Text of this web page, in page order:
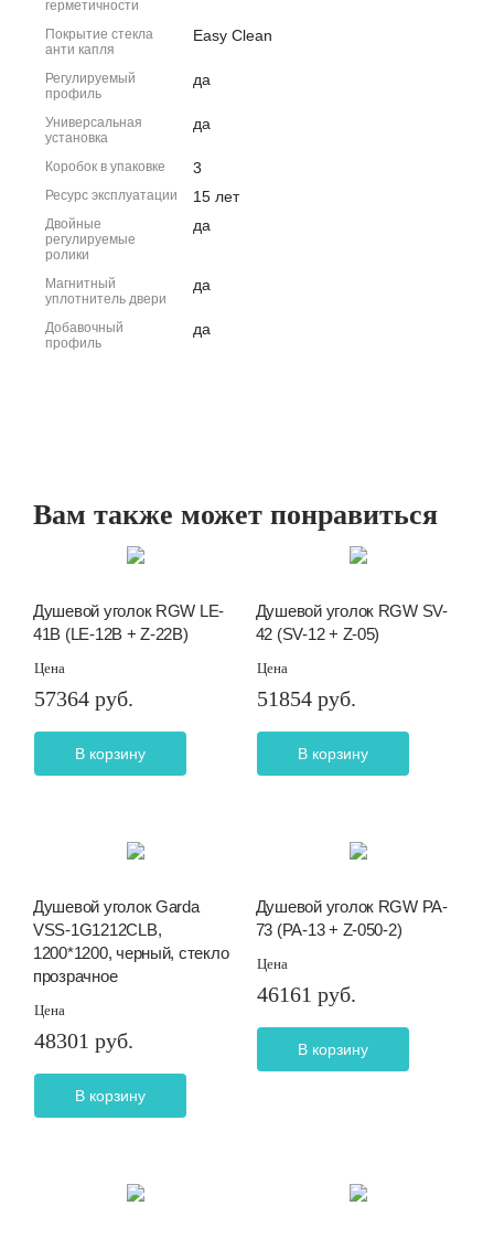
герметичности
Покрытие стекла
анти капля
Easy Clean
Регулируемый
профиль
да
Универсальная
установка
да
Коробок в упаковке 3
Ресурс эксплуатации 15 лет
Двойные
регулируемые
ролики
да
Магнитный
уплотнитель двери
да
Добавочный
профиль
да
Вам также может понравиться
Душевой уголок RGW LE-
41B (LE-12B + Z-22B)
Цена
57364 руб.
В корзину
Душевой уголок RGW SV-
42 (SV-12 + Z-05)
Цена
51854 руб.
В корзину
Душевой уголок Garda
VSS-1G1212CLB,
1200*1200, черный, стекло
прозрачное
Цена
48301 руб.
В корзину
Душевой уголок RGW PA-
73 (PA-13 + Z-050-2)
Цена
46161 руб.
В корзину